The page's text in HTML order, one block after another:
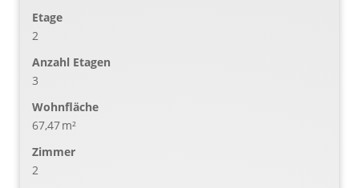
Etage
2
Anzahl Etagen
3
Wohnfläche
67,47 m²
Zimmer
2